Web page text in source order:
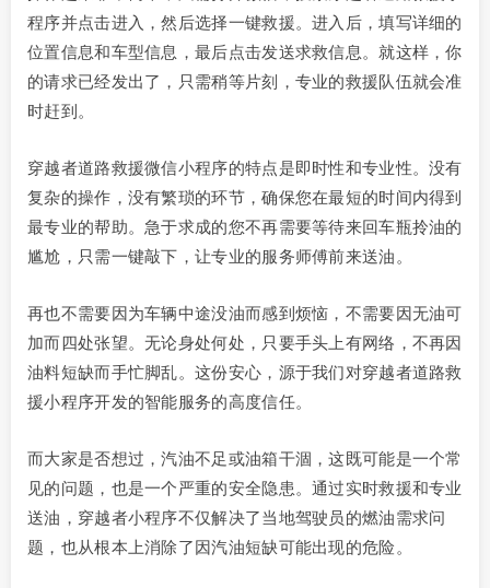
程序并点击进入，然后选择一键救援。进入后，填写详细的
位置信息和车型信息，最后点击发送求救信息。就这样，你
的请求已经发出了，只需稍等片刻，专业的救援队伍就会准
时赶到。
穿越者道路救援微信小程序的特点是即时性和专业性。没有
复杂的操作，没有繁琐的环节，确保您在最短的时间内得到
最专业的帮助。急于求成的您不再需要等待来回车瓶拎油的
尴尬，只需一键敲下，让专业的服务师傅前来送油。
再也不需要因为车辆中途没油而感到烦恼，不需要因无油可
加而四处张望。无论身处何处，只要手头上有网络，不再因
油料短缺而手忙脚乱。这份安心，源于我们对穿越者道路救
援小程序开发的智能服务的高度信任。
而大家是否想过，汽油不足或油箱干涸，这既可能是一个常
见的问题，也是一个严重的安全隐患。通过实时救援和专业
送油，穿越者小程序不仅解决了当地驾驶员的燃油需求问
题，也从根本上消除了因汽油短缺可能出现的危险。